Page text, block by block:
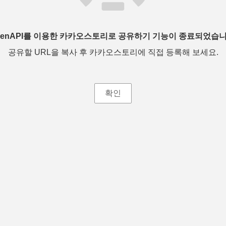
를 이용한 카카오스토리로 공유하기 기능이 종료되었습
공유할 URL을 복사 후 카카오스토리에 직접 등록해 보세요.
확인